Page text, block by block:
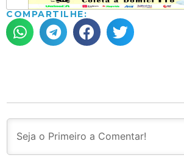
COMPARTILHE: